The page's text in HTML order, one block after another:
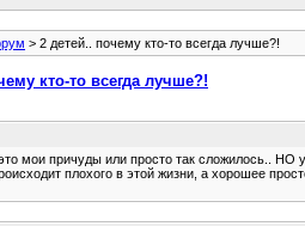
> 2 детей.. почему кто-то всегда лучше?!
кто-то всегда лучше?!
мои причуды или просто так сложилось..
плохого в этой жизни, а хорошее